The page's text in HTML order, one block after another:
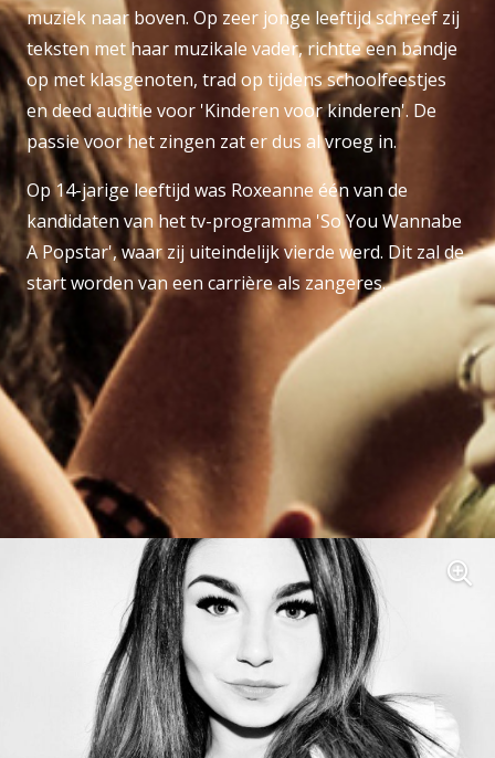
muziek naar boven. Op zeer jonge leeftijd schreef zij
teksten met haar muzikale vader, richtte een bandje
op met klasgenoten, trad op tijdens schoolfeestjes
en deed auditie voor 'Kinderen voor kinderen'. De
passie voor het zingen zat er dus al vroeg in.
Op 14-jarige leeftijd was Roxeanne één van de
kandidaten van het tv-programma 'So You Wannabe
A Popstar', waar zij uiteindelijk vierde werd. Dit zal de
start worden van een carrière als zangeres.